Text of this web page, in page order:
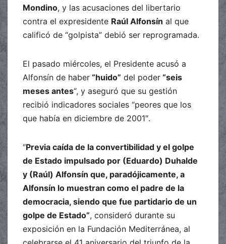
Mondino, y las acusaciones del libertario
contra el expresidente Raúl Alfonsín al que
calificó de “golpista” debió ser reprogramada.
El pasado miércoles, el Presidente acusó a
Alfonsín de haber “huido” del poder “seis
meses antes“, y aseguró que su gestión
recibió indicadores sociales “peores que los
que había en diciembre de 2001″.
“Previa caída de la convertibilidad y el golpe
de Estado impulsado por (Eduardo) Duhalde
y (Raúl) Alfonsín que, paradójicamente, a
Alfonsín lo muestran como el padre de la
democracia, siendo que fue partidario de un
golpe de Estado”, consideró durante su
exposición en la Fundación Mediterránea, al